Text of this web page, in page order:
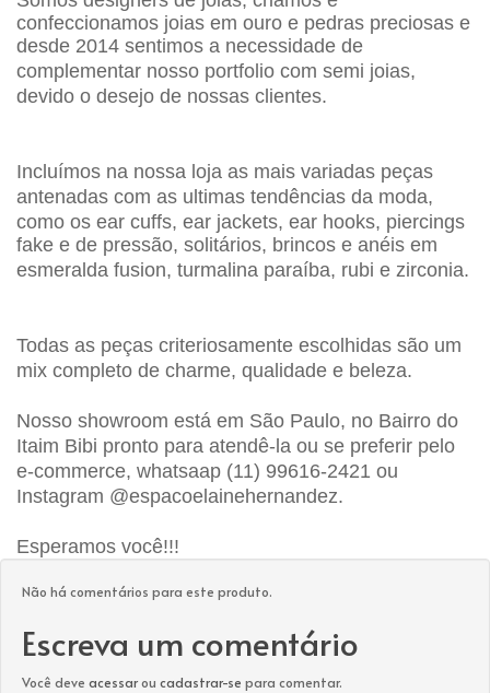
confeccionamos joias em ouro e pedras preciosas e
desde 2014 sentimos a necessidade de
complementar nosso portfolio com semi joias,
devido o desejo de nossas clientes.
Incluímos na nossa loja as mais variadas peças
antenadas com as ultimas tendências da moda,
como os ear cuffs, ear jackets, ear hooks, piercings
fake e de pressão, solitários, brincos e anéis em
esmeralda fusion, turmalina paraíba, rubi e zirconia.
Todas as peças criteriosamente escolhidas são um
mix completo de charme, qualidade e beleza.
Nosso showroom está em São Paulo, no Bairro do
Itaim Bibi pronto para atendê-la ou se preferir pelo
e-commerce, whatsaap (11) 99616-2421 ou
Instagram @espacoelainehernandez.
Esperamos você!!!
Não há comentários para este produto.
Escreva um comentário
Você deve acessarou cadastrar-se para comentar.